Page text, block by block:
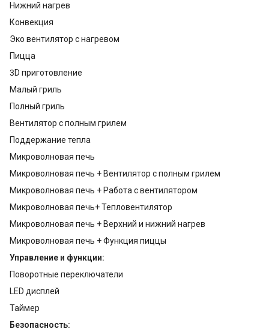
Нижний нагрев
Конвекция
Эко вентилятор с нагревом
Пицца
3D приготовление
Малый гриль
Полный гриль
Вентилятор с полным грилем
Поддержание тепла
Микроволновая печь
Микроволновая печь + Вентилятор с полным грилем
Микроволновая печь + Работа с вентилятором
Микроволновая печь+ Тепловентилятор
Микроволновая печь + Верхний и нижний нагрев
Микроволновая печь + Функция пиццы
Управление и функции:
Поворотные переключатели
LED дисплей
Таймер
Безопасность: